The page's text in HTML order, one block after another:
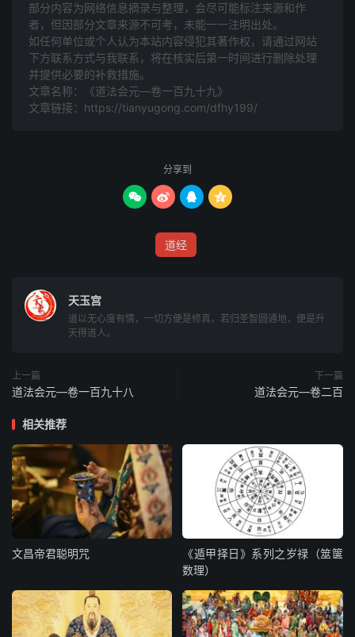
职高天将亚四圣，位在真君证昭应。驱雷役电巡太空，欻火
天君犹听命。
轩辕昔日斩蚩尤，天降欻火及庞刘。四目苟毕钱陈将，佐助
黄帝定遐陬。
龙汉真武荡魔精，垂赦余殃后又行。秽炁将及上元境，玉帝
天丁吸符面噀血，走火飞铃摧鬼穴。风除霆扫化微尘，奏凯
法中妙用只一符，万变无穷活诀殊。玉真密授火铃帝，瑶笈
深藏紫炁书。
香朱笔砚纸。
肘后混合灵亦灵，祖劫金胎妙合凝。火铃混合时冲迸，敢有
干试万剪形。
或问天丁何处有，铃满天飞火迸走。铃飞火走起处求，便知
不在天地后。
神功收剑寂光音，荡荡九霄何处寻。有无诚真以相合，显现
天丁有赫临。
中有告斗及炼度，皆起虚皇金无祖。上彻九霄斗九皇，中通
人身内九府。
部分内容为网络信息摘录与整理，会尽可能标注来源和作
者，但因部分文章来源不可考，未能一一注明出处。
如任何单位或个人认为本站内容侵犯其著作权，请通过网站
下方联系方式与我联系​​，将在核实后第一时间进行删除处理
并提供必要的补救措施。
文章名称：《道法会元—卷一百九十九》
文章链接： https://tianyugong.com/dfhy199/
分享到
   
道经
天玉宫
道以无心度有情，一切方便是修真，若归圣智圆通地，便是升
天得道人。
上一篇
道法会元—卷一百九十八
下一篇
道法会元—卷二百
相关推荐
文昌帝君聪明咒
《遁甲择日》系列之岁禄（筮箧
数理）